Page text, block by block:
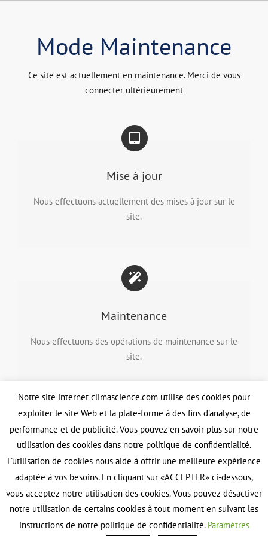
Mode Maintenance
Ce site est actuellement en maintenance. Merci de vous
connecter ultérieurement
Mise à jour
Nous effectuons actuellement des mises à jour sur le
site.
Maintenance
Nous effectuons des opérations de maintenance sur le
site.
Evolution du site
Nous travaillons actuellement sur l’évolution du site.
Notre site internet climascience.com utilise des cookies pour
exploiter le site Web et la plate-forme à des fins d'analyse, de
performance et de publicité. Vous pouvez en savoir plus sur notre
utilisation des cookies dans notre politique de confidentialité.
L'utilisation de cookies nous aide à offrir une meilleure expérience
adaptée à vos besoins. En cliquant sur «ACCEPTER» ci-dessous,
vous acceptez notre utilisation des cookies. Vous pouvez désactiver
notre utilisation de certains cookies à tout moment en suivant les
instructions de notre politique de confidentialité. Paramètres